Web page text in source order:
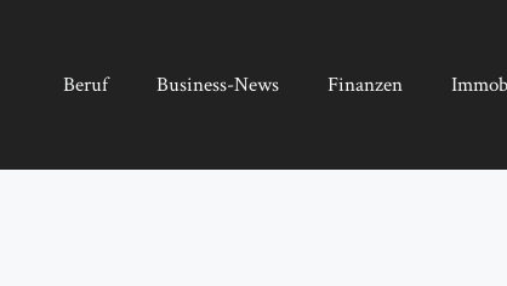
Beruf Business-News Finanzen